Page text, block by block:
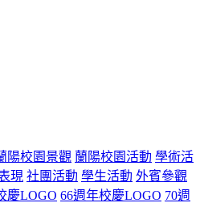
陽校園景觀 蘭陽校園活動 學術活
現 社團活動 學生活動 外賓參觀
慶LOGO 66週年校慶LOGO 70週